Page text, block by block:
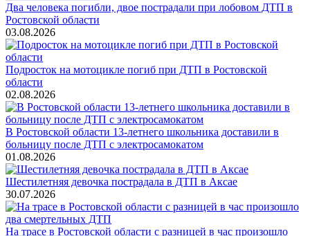
Два человека погибли, двое пострадали при лобовом ДТП в
Ростовской области
03.08.2026
Подросток на мотоцикле погиб при ДТП в Ростовской
области
02.08.2026
В Ростовской области 13-летнего школьника доставили в
больницу после ДТП с электросамокатом
01.08.2026
Шестилетняя девочка пострадала в ДТП в Аксае
30.07.2026
На трасе в Ростовской области с разницей в час произошло